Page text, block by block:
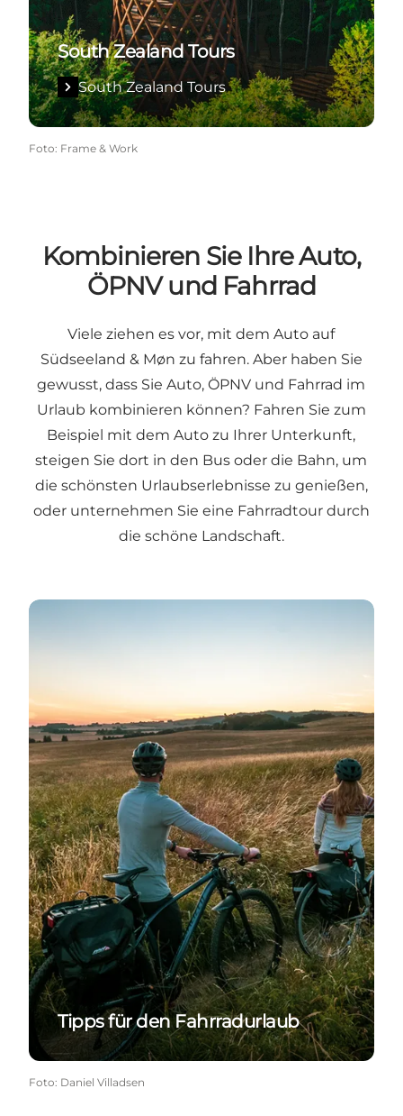
South Zealand Tours
South Zealand Tours
Foto: Frame & Work
Kombinieren Sie Ihre Auto,
ÖPNV und Fahrrad
Viele ziehen es vor, mit dem Auto auf
Südseeland & Møn zu fahren. Aber haben Sie
gewusst, dass Sie Auto, ÖPNV und Fahrrad im
Urlaub kombinieren können? Fahren Sie zum
Beispiel mit dem Auto zu Ihrer Unterkunft,
steigen Sie dort in den Bus oder die Bahn, um
die schönsten Urlaubserlebnisse zu genießen,
oder unternehmen Sie eine Fahrradtour durch
die schöne Landschaft.
Tipps für den Fahrradurlaub
Tipps für den Fahrradurlaub
Foto: Daniel Villadsen